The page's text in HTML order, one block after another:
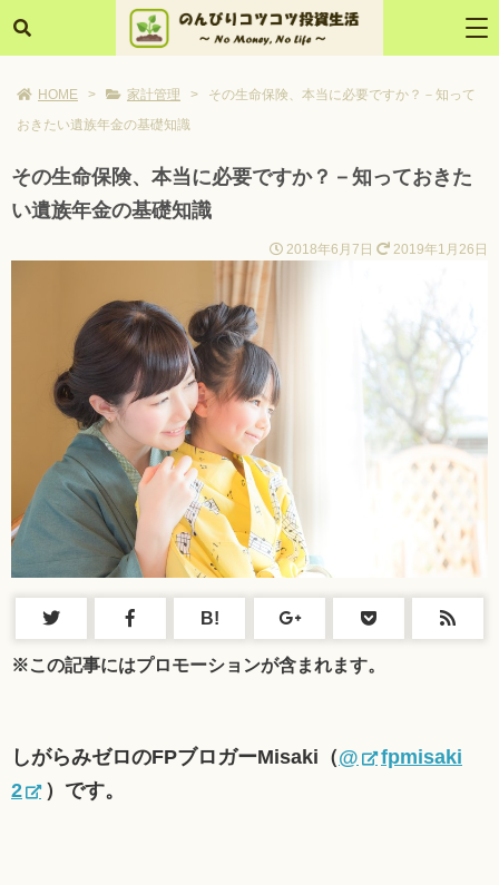
HOME > 家計管理 >
その生命保険、本当に必要ですか？－知って
おきたい遺族年金の基礎知識
その生命保険、本当に必要ですか？－知っておきた
い遺族年金の基礎知識
2018年6月7日 2019年1月26日
B!
※この記事にはプロモーションが含まれます。
しがらみゼロのFPブロガーMisaki（@
fpmisaki
2
）です。